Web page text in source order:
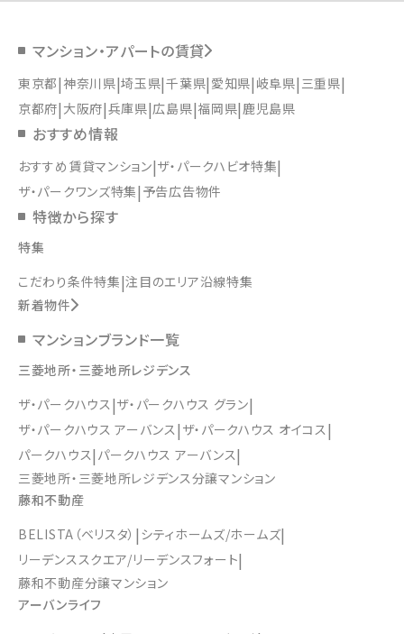
マンション・アパートの賃貸
東京都 神奈川県 埼玉県 千葉県 愛知県 岐阜県 三重県
京都府 大阪府 兵庫県 広島県 福岡県 鹿児島県
おすすめ情報
おすすめ賃貸マンション ザ・パークハビオ特集
ザ・パークワンズ特集 予告広告物件
特徴から探す
特集
こだわり条件特集 注目のエリア沿線特集
新着物件
マンションブランド一覧
三菱地所・三菱地所レジデンス
ザ・パークハウス ザ・パークハウス グラン
ザ・パークハウス アーバンス ザ・パークハウス オイコス
パークハウス パークハウス アーバンス
三菱地所・三菱地所レジデンス分譲マンション
藤和不動産
BELISTA（ベリスタ） シティホームズ/ホームズ
リーデンススクエア/リーデンスフォート
藤和不動産分譲マンション
アーバンライフ